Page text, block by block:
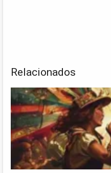
Relacionados